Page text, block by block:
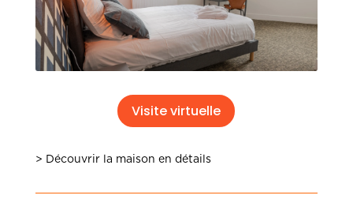
Visite virtuelle
> Découvrir la maison en détails